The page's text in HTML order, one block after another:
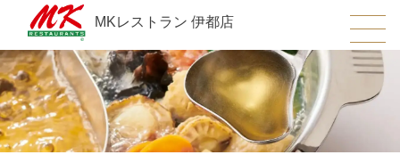
MKレストラン 伊都店